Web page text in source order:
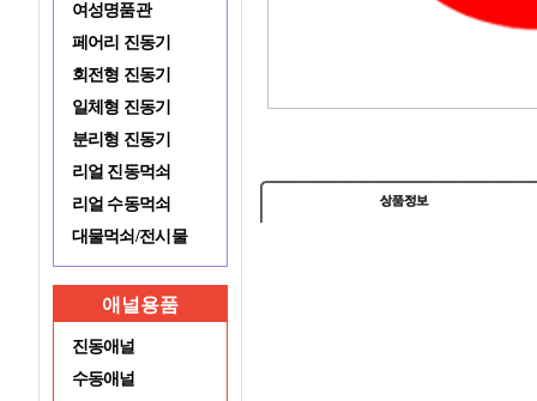
여성명품관
페어리 진동기
회전형 진동기
일체형 진동기
분리형 진동기
리얼 진동먹쇠
리얼 수동먹쇠
대물먹쇠/전시물
애널용품
진동애널
수동애널